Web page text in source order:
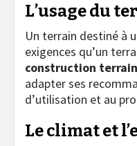
L’usage du
Un terrain destiné à
exigences qu’un
construction
adapter ses
d’utilisation et au
Le climat et